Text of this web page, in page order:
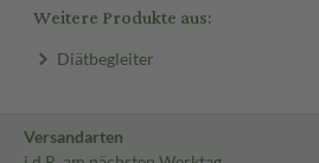
Weitere Produkte aus:
Diätbegleiter
Versandarten